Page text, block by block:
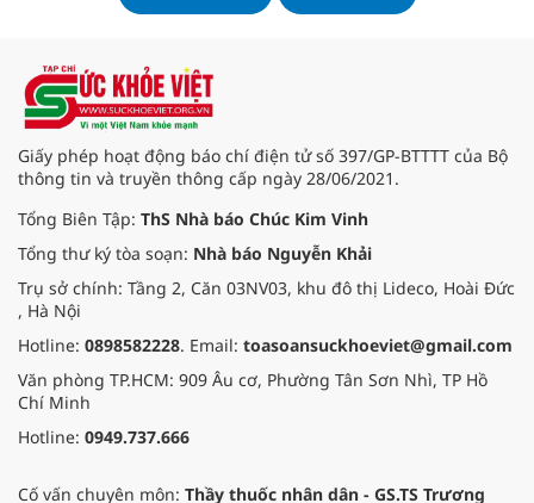
Giấy phép hoạt động báo chí điện tử số 397/GP-BTTTT của Bộ
thông tin và truyền thông cấp ngày 28/06/2021.
Tổng Biên Tập: ThS Nhà báo Chúc Kim Vinh
Tổng thư ký tòa soạn: Nhà báo Nguyễn Khải
Trụ sở chính: Tầng 2, Căn 03NV03, khu đô thị Lideco, Hoài Đức
, Hà Nội
Hotline: 0898582228. Email: toasoansuckhoeviet@gmail.com
Văn phòng TP.HCM: 909 Âu cơ, Phường Tân Sơn Nhì, TP Hồ
Chí Minh
Hotline: 0949.737.666
Cố vấn chuyên môn: Thầy thuốc nhân dân - GS.TS Trương